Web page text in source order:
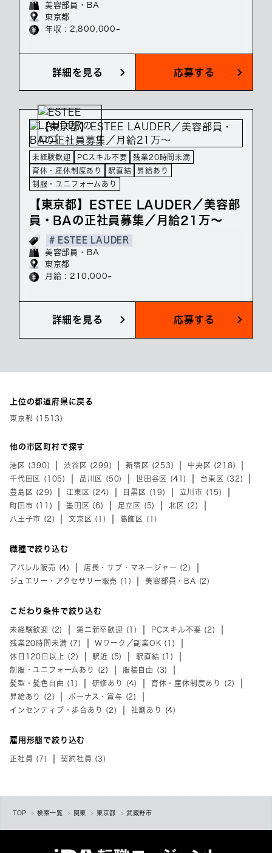
美容部員・BA
東京都
年収 : 2,800,000~
詳細を見る 応募する
未経験歓迎 PCスキル不要
残業20時間未満
育休・産休制度あり
駅直結
昇給あり
制服・ユニフォームあり
【東京都】ESTEE LAUDER／美容部
員・BAの正社員募集／月給21万～
# ESTEE LAUDER
美容部員・BA
東京都
月給 : 210,000~
詳細を見る 応募する
上位の都道府県に戻る
東京都 (1513)
他の市区町村で探す
港区 (390) 渋谷区 (299) 新宿区 (253)
中央区 (218)
千代田区 (105)
品川区 (50) 世田谷区 (41)
台東区 (32)
豊島区 (29)
江東区 (24) 目黒区 (19)
立川市 (15)
町田市 (11)
墨田区 (6) 足立区 (5)
北区 (2)
八王子市 (2)
文京区 (1) 葛飾区 (1)
職種で絞り込む
アパレル販売 (4)
店長・サブ・マネージャー (2)
ジュエリー・アクセサリー販売 (1)
美容部員・BA (2)
こだわり条件で絞り込む
未経験歓迎 (2) 第二新卒歓迎 (1)
PCスキル不要 (2)
残業20時間未満 (7)
Wワーク／副業OK (1)
休日120日以上 (2)
駅近 (5)
駅直結 (1)
制服・ユニフォームあり (2)
服装自由 (3)
髪型・髪色自由 (1)
研修あり (4)
育休・産休制度あり (2)
昇給あり (2)
ボーナス・賞与 (2)
インセンティブ・歩合あり (2)
社割あり (4)
雇用形態で絞り込む
正社員 (7) 契約社員 (3)
TOP 検索一覧 関東 東京都 武蔵野市